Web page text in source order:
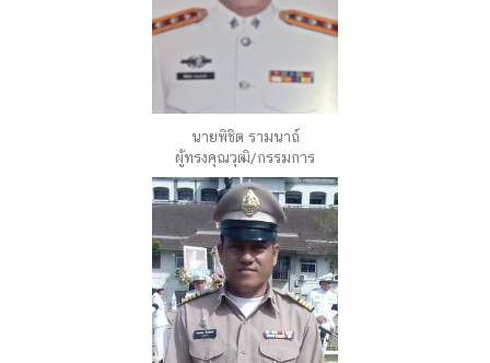
นายพิชิต รามนาถ์
ผู้ทรงคุณวุฒิ/กรรมการ